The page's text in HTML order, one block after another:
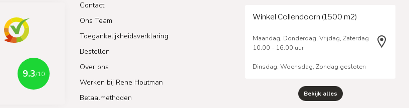
9.3/10
Contact
Ons Team
Toegankelijkheidsverklaring
Bestellen
Over ons
Werken bij Rene Houtman
Betaalmethoden
Winkel Collendoorn (1500 m2)
Maandag, Donderdag, Vrijdag, Zaterdag
10.00 - 16:00 uur
Dinsdag, Woensdag, Zondag gesloten
Bekijk alles